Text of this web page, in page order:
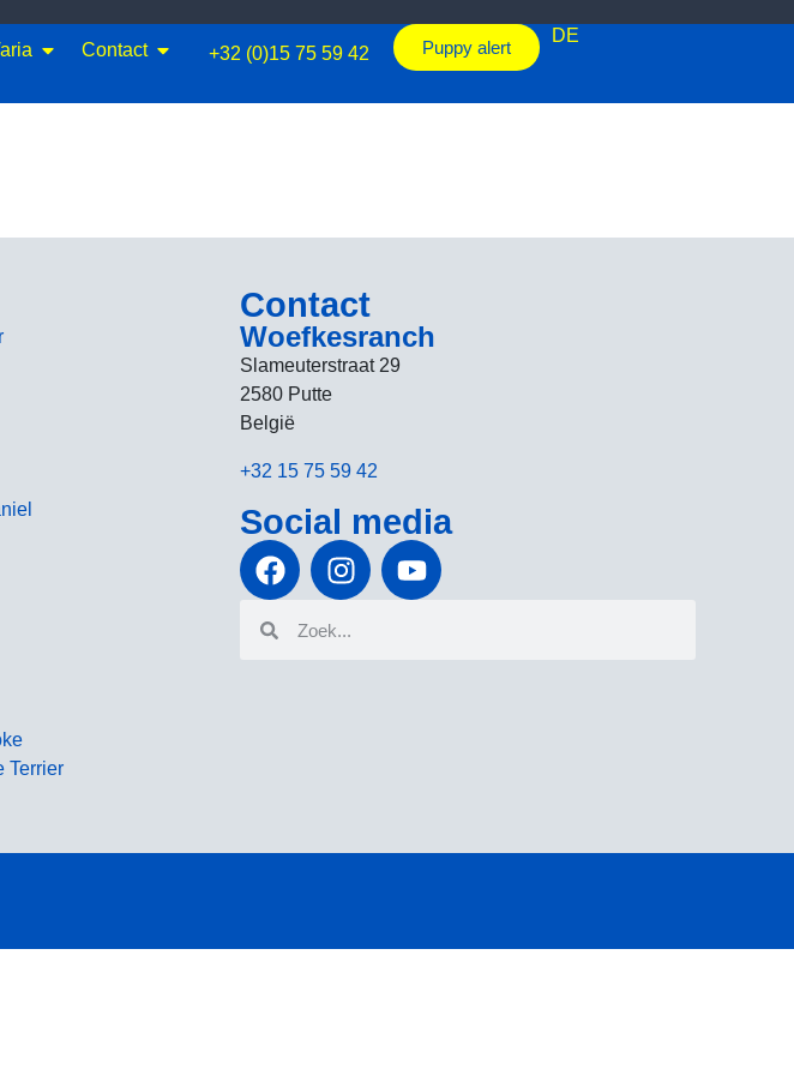
Contact +32 (0)15 75 59 42 Puppy alert
DE
Terrier
Contact
Woefkesranch
Slameuterstraat 29
2580 Putte
België
+32 15 75 59 42
Social media